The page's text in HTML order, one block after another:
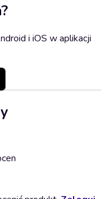
i iOS w aplikacji